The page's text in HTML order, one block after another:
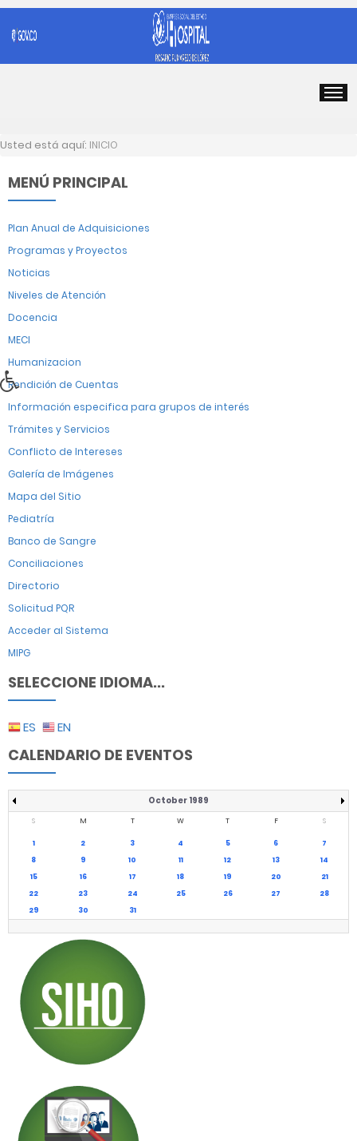
Usted está aquí: INICIO
MENÚ PRINCIPAL
Plan Anual de Adquisiciones
Programas y Proyectos
Noticias
Niveles de Atención
Docencia
MECI
Humanizacion
Rendición de Cuentas
Información especifica para grupos de interés
Trámites y Servicios
Conflicto de Intereses
Galería de Imágenes
Mapa del Sitio
Pediatría
Banco de Sangre
Conciliaciones
Directorio
Solicitud PQR
Acceder al Sistema
MIPG
SELECCIONE IDIOMA...
ES EN
CALENDARIO DE EVENTOS
October 1989
S M T W T F S
1 2 3 4 5 6
7
8
9 10 11 12 13
14
15
16 17 18 19 20
21
22
23 24 25 26 27
28
29
30 31